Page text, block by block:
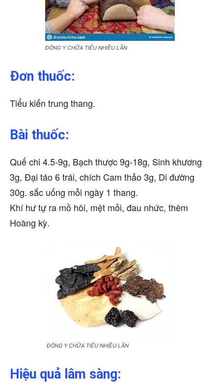
ĐÔNG Y CHỮA TIỂU NHIỀU LẦN
Đơn thuốc:
Tiểu kiến trung thang.
Bài thuốc:
Quế chi 4.5-9g, Bạch thược 9g-18g, Sinh khương
3g, Đại táo 6 trái, chích Cam thảo 3g, Di đường
30g. sắc uống mỗi ngày 1 thang.
Khí hư tự ra mồ hôi, mệt mỏi, đau nhức, thêm
Hoàng kỳ.
ĐÔNG Y CHỮA TIỂU NHIỀU LẦN
Hiệu quả lâm sàng: